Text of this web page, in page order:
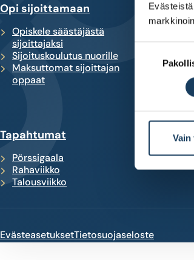
Vain
Opi sijoittamaan
Opiskele säästäjästä
sijoittajaksi
Sijoituskoulutus nuorille
Maksuttomat sijoittajan
oppaat
Tee
Tapahtumat
Pörssigaala
Rahaviikko
Talousviikko
EvästeasetuksetTietosuojaseloste